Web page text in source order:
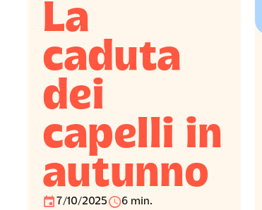
La
caduta
dei
capelli in
autunno
󰃭 7/10/2025 󰅐6 min.